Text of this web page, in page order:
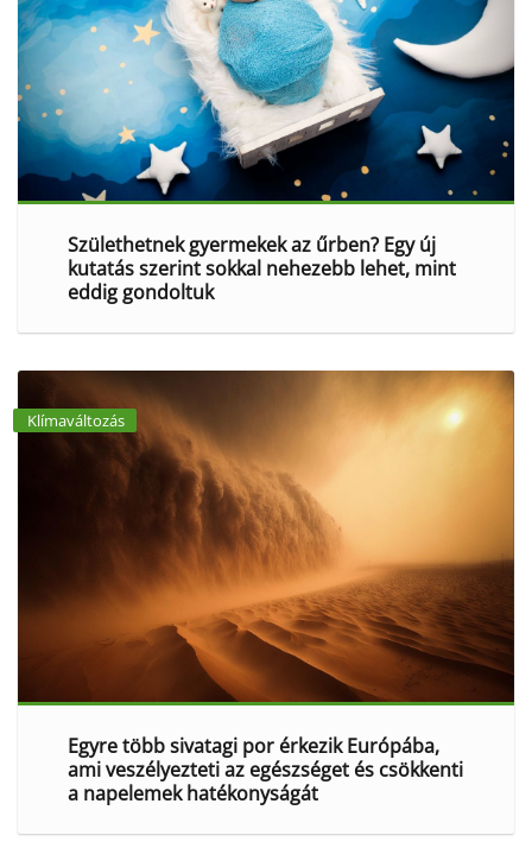
Születhetnek gyermekek az űrben? Egy új
kutatás szerint sokkal nehezebb lehet, mint
eddig gondoltuk
Klímaváltozás
Egyre több sivatagi por érkezik Európába,
ami veszélyezteti az egészséget és csökkenti
a napelemek hatékonyságát